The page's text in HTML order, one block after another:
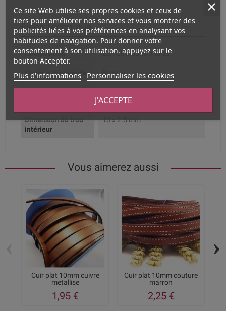
Fiche technique
Composition Zamak plaqué bronze
Couleur dominante Bronze
Dimension du trou
intérieur
10 x 2.5 mm
Vous aimerez aussi
Cuir plat 10mm cuivre
metallise
1,95 €
Cuir plat 10mm couture
marron
2,25 €
›
Ce site Web utilise ses propres cookies et ceux de
tiers pour améliorer nos services et vous montrer des
publicités liées à vos préférences en analysant vos
habitudes de navigation. Pour donner votre
consentement à son utilisation, appuyez sur le
bouton Accepter.
Plus d'informations Personnaliser les cookies
J'ACCEPTE